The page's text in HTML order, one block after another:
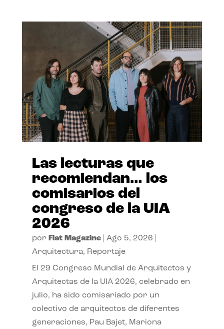
Las lecturas que
recomiendan… los
comisarios del
congreso de la UIA
2026
por Flat Magazine| Ago 5, 2026
Arquitectura, Reportaje
El 29 Congreso Mundial de Arquitectos y
Arquitectas de la UIA 2026, celebrado en
julio, ha sido comisariado por un
colectivo de arquitectos de diferentes
generaciones, Pau Bajet, Mariona